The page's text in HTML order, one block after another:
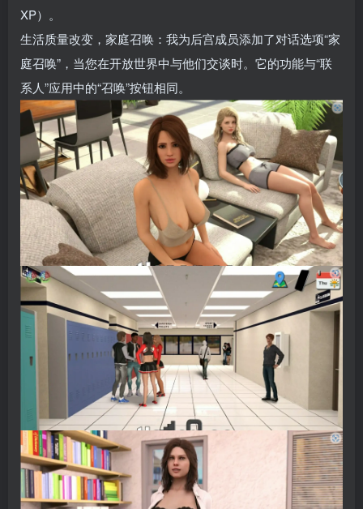
XP）。
生活质量改变，家庭召唤：我为后宫成员添加了对话选项“家
庭召唤”，当您在开放世界中与他们交谈时。它的功能与“联
系人”应用中的“召唤”按钮相同。